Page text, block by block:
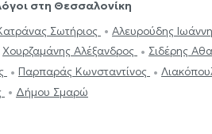
στη Θεσσαλονίκη
Σωτήριος Αλευρούδης
Χουρζαμάνης Αλέξανδρος Σιδέρης
Παρπαράς Κωνσταντίνος
Δήμου Σμαρώ